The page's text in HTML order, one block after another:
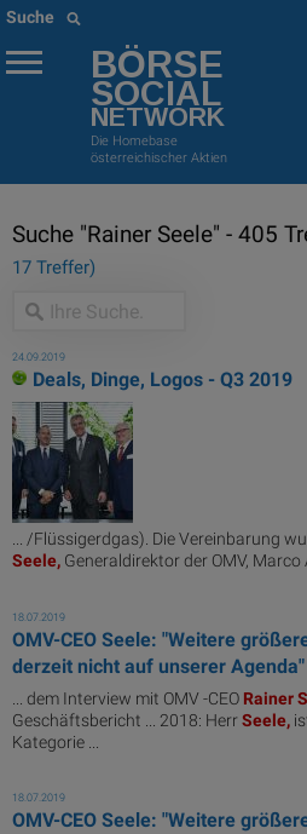
Suche
BÖRSE
SOCIAL
NETWORK
Die Homebase
österreichischer Aktien
Suche "Rainer Seele" - 405
17 Treffer)
24.09.2019
Deals, Dinge, Logos - Q3 2019
... /Flüssigerdgas). Die Vereinbarung
Seele, Generaldirektor der OMV, Marco
18.07.2019
OMV-CEO Seele: "Weitere
derzeit nicht auf unserer Agenda"
... dem Interview mit OMV -CEO Rainer
Geschäftsbericht ... 2018: HerrSeele,
Kategorie ...
18.07.2019
OMV-CEO Seele: "Weitere